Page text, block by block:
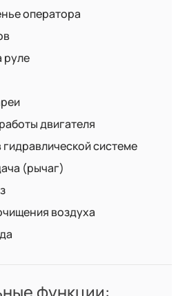
оператора
руле
двигателя
системе
(рычаг)
воздуха